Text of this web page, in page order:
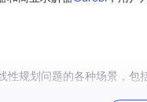
规划问题的各种场景，包